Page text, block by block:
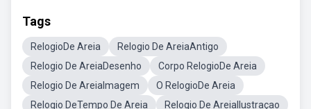
Tags
RelogioDe Areia
Relogio De AreiaAntigo
Relogio De AreiaDesenho
Corpo RelogioDe Areia
Relogio De AreiaImagem
O RelogioDe Areia
Relogio DeTempo De Areia
Relogio De AreiaIlustraçao